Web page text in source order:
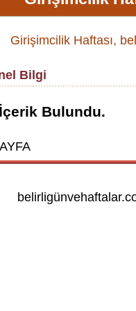
Girişimcilik Haftası,
Bilgi
Bulundu.